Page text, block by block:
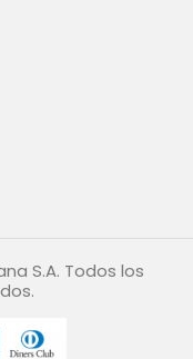
S.A. Todos los